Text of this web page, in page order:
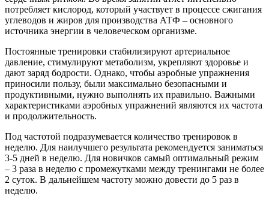
потребляет кислород, который участвует в процессе сжигания
углеводов и жиров для производства АТФ – основного
источника энергии в человеческом организме.
Постоянные тренировки стабилизируют артериальное
давление, стимулируют метаболизм, укрепляют здоровье и
дают заряд бодрости. Однако, чтобы аэробные упражнения
приносили пользу, были максимально безопасными и
продуктивными, нужно выполнять их правильно. Важными
характеристиками аэробных упражнений являются их частота
и продолжительность.
Под частотой подразумевается количество тренировок в
неделю. Для наилучшего результата рекомендуется заниматься
3-5 дней в неделю. Для новичков самый оптимальный режим
– 3 раза в неделю с промежутками между тренингами не более
2 суток. В дальнейшем частоту можно довести до 5 раз в
неделю.